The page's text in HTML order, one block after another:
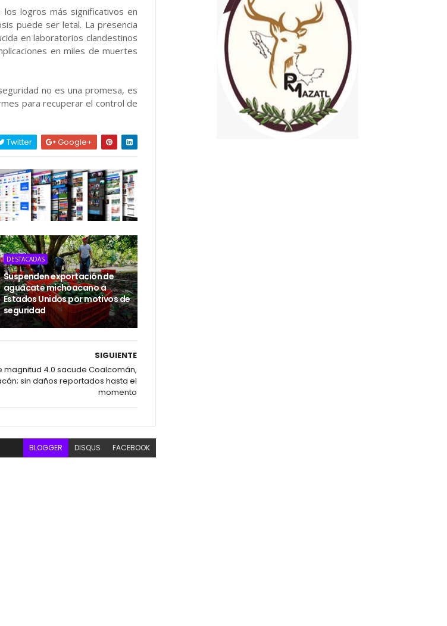
logros más significativos en
puede ser letal. La presencia
en laboratorios clandestinos
en miles de muertes
no es una promesa, es
para recuperar el control de
Twitter Google+
DESTACADAS
Suspenden exportación de
aguacate michoacano a
Estados Unidos por motivos de
seguridad
SIGUIENTE
magnitud 4.0 sacude Coalcomán,
sin daños reportados hasta el
momento
BLOGGER DISQUS FACEBOOK